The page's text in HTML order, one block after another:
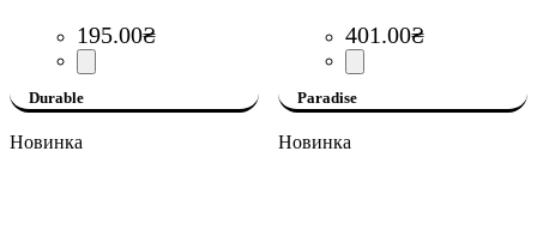
195.00₴
Durable
401.00₴
Paradise
Новинка Новинка